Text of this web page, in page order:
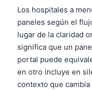
Los hospitales a
paneles según el
lugar de la claridad
significa que un
portal puede
en otro incluye en
contexto que